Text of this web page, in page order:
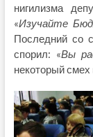
нигилизма
«Изучайте
Последний со
спорил: «Вы
некоторый смех